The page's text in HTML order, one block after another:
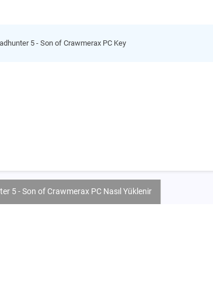
5 - Son of Crawmerax PC Key
5 - Son of Crawmerax PC Nasıl Yüklenir